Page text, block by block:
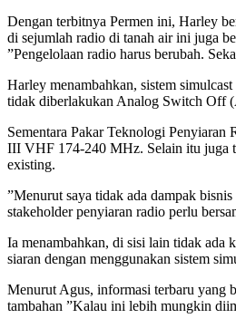
Dengan terbitnya Permen ini, Harley
di sejumlah radio di tanah air ini juga
”Pengelolaan radio harus berubah.
Harley menambahkan, sistem
tidak diberlakukan Analog Switch Off
Sementara Pakar Teknologi
III VHF 174-240 MHz. Selain itu juga
existing.
”Menurut saya tidak ada dampak
stakeholder penyiaran radio perlu
Ia menambahkan, di sisi lain tidak
siaran dengan menggunakan sistem
Menurut Agus, informasi terbaru yang
tambahan ”Kalau ini lebih mungkin